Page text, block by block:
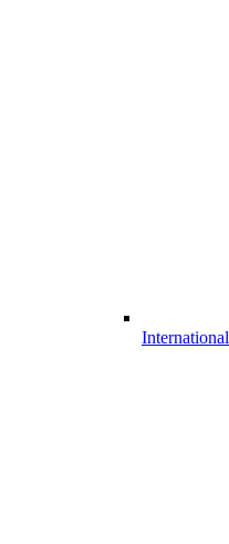
International